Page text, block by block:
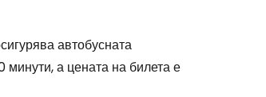
автобусната
минути, а цената на билета е